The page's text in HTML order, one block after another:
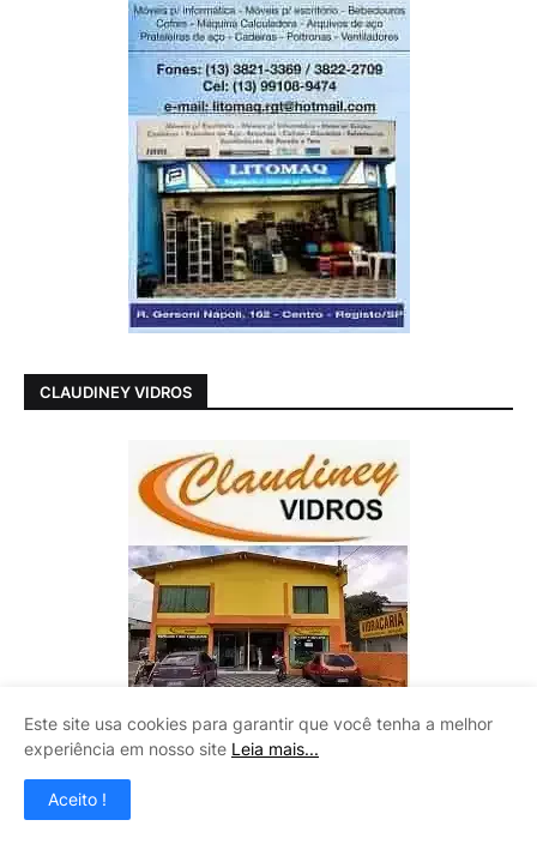
CLAUDINEY VIDROS
Este site usa cookies para garantir que você tenha a melhor
experiência em nosso site Leia mais...
Aceito !